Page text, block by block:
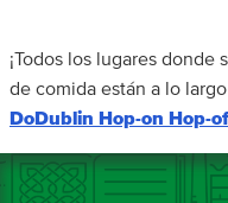
¡Todos los lugares donde
de comida están a lo
DoDublin Hop-on Hop-